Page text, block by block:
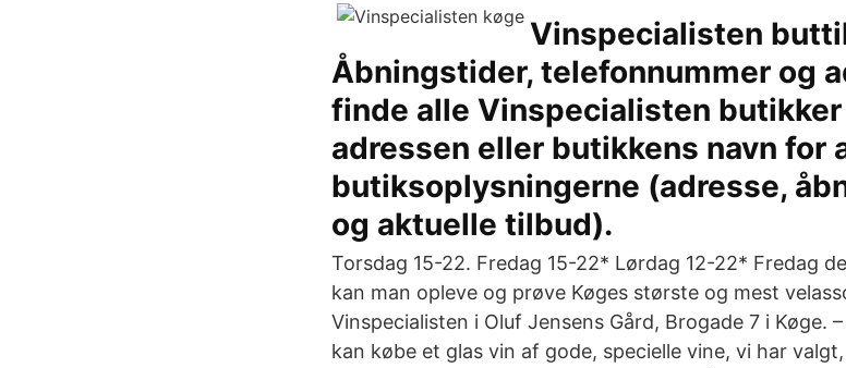
Vinspecialisten
Åbningstider, telefonnummer og
finde alle Vinspecialisten butikker
adressen eller butikkens navn for
butiksoplysningerne (adresse,
og aktuelle tilbud).
Torsdag 15-22. Fredag 15-22* Lørdag 12-22* Fredag
kan man opleve og prøve Køges største og mest
Vinspecialisten i Oluf Jensens Gård, Brogade 7 i Køge.
kan købe et glas vin af gode, specielle vine, vi har